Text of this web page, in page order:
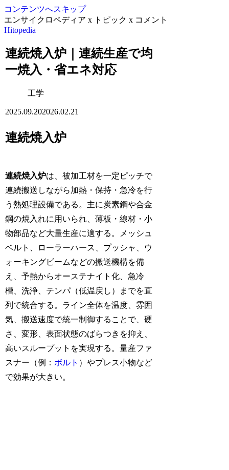
コンテンツへスキップ
エンサイクロペディア x トピック x コメント
Hitopedia
連続焼入炉｜連続生産で均
一焼入・省エネ対応
工学
2025.09.202026.02.21
連続焼入炉
連続焼入炉は、被加工材を一定ピッチで
連続搬送しながら加熱・保持・急冷を行
う熱処理設備である。主に炭素鋼や合金
鋼の焼入れに用いられ、薄板・線材・小
物部品など大量生産に適する。メッシュ
ベルト、ローラーハース、プッシャ、ウ
ォーキングビームなどの搬送機構を備
え、予熱からオーステナイト化、急冷
槽、洗浄、テンパ（低温戻し）までを直
列で統合する。ライン全体を温度、雰囲
気、搬送速度で統一制御することで、硬
さ、変形、表面状態のばらつきを抑え、
高いスループットを実現する。量産ファ
スナー（例： ボルト ）やプレス小物など
で効果が大きい。